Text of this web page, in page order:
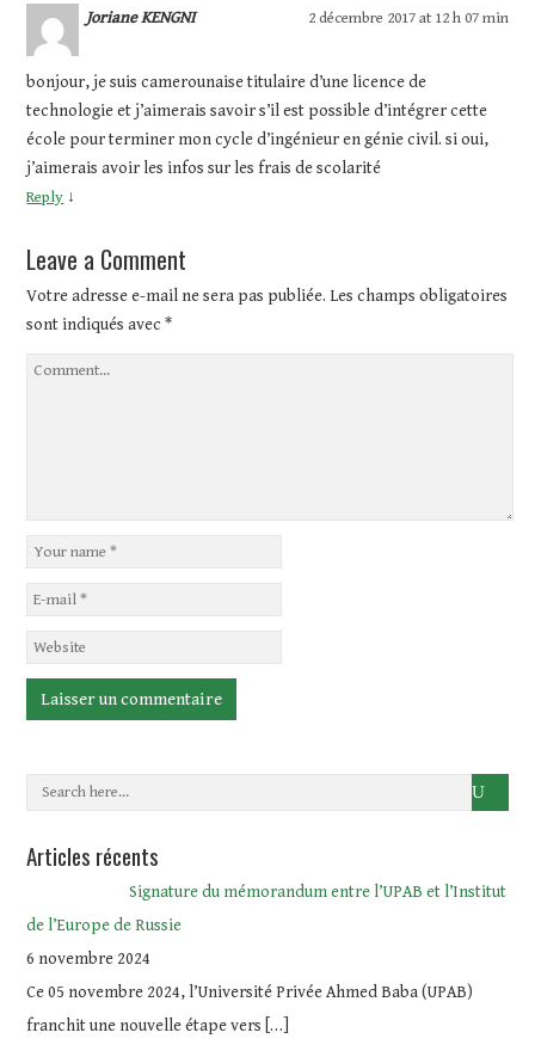
Joriane KENGNI 2 décembre 2017 at 12 h 07 min
bonjour, je suis camerounaise titulaire d’une licence de
technologie et j’aimerais savoir s’il est possible d’intégrer cette
école pour terminer mon cycle d’ingénieur en génie civil. si oui,
j’aimerais avoir les infos sur les frais de scolarité
Reply ↓
Leave a Comment
Votre adresse e-mail ne sera pas publiée. Les champs obligatoires
sont indiqués avec*
Articles récents
Signature du mémorandum entre l’UPAB et l’Institut
de l’Europe de Russie
6 novembre 2024
Ce 05 novembre 2024, l’Université Privée Ahmed Baba (UPAB)
franchit une nouvelle étape vers […]